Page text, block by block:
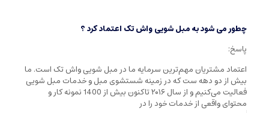
چطور می شود به مبل شویی واش تک اعتماد کرد ؟
پاسخ:
اعتماد مشتریان مهم‌ترین سرمایه ما در مبل شویی واش تک است. ما
بیش از دو دهه ست که در زمینه شستشوی مبل و خدمات مبل شویی
فعالیت می‌کنیم و از سال ۲۰۱۶ تاکنون بیش از 1400 نمونه کار و
محتوای واقعی از خدمات خود را در